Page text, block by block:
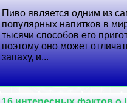
Пиво является одним из
популярных напитков в
тысячи способов его
поэтому оно может
запаху, и...